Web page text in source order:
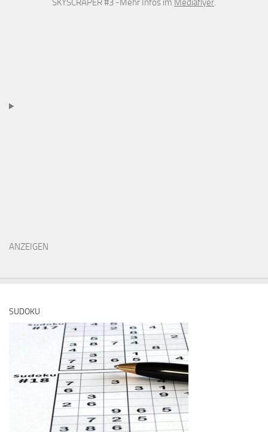
ANZEIGEN
SUDOKU